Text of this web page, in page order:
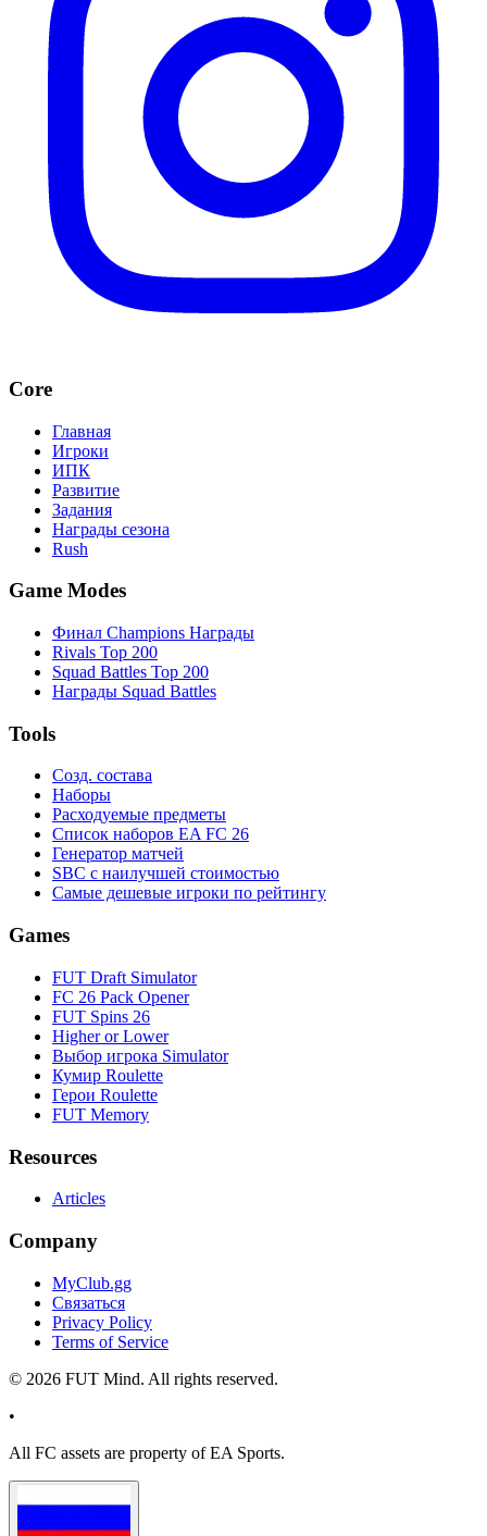
Core
Главная
Игроки
ИПК
Развитие
Задания
Награды сезона
Rush
Game Modes
Финал Champions Награды
Rivals Top 200
Squad Battles Top 200
Награды Squad Battles
Tools
Созд. состава
Наборы
Расходуемые предметы
Список наборов EA FC 26
Генератор матчей
SBC с наилучшей стоимостью
Самые дешевые игроки по рейтингу
Games
FUT Draft Simulator
FC 26 Pack Opener
FUT Spins 26
Higher or Lower
Выбор игрока Simulator
Кумир Roulette
Герои Roulette
FUT Memory
Resources
Articles
Company
MyClub.gg
Связаться
Privacy Policy
Terms of Service
© 2026 FUT Mind. All rights reserved.
•
All FC assets are property of EA Sports.